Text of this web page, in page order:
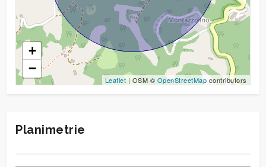
+
−
Leaflet | OSM © OpenStreetMap contributors
Planimetrie